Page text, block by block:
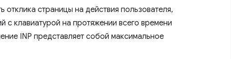
страницы на действия пользователя,
с клавиатурой на протяжении всего времени
INP представляет собой максимальное